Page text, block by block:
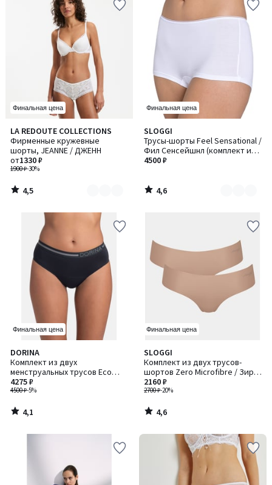
Финальная цена
LA REDOUTE COLLECTIONS
Фирменные кружевные
шорты, JEANNE / ДЖЕНН
1900 ₽-30%
от1330 ₽
4,5
/ 5
Количество
цветов:
3
4,5
/
Финальная цена
SLOGGI
Трусы-шорты Feel Sensational /
Фил Сенсейшнл (комплект из
3+1 бесплатно)
4500 ₽
4,6
/ 5
Количество
цветов:
2
4,6
/
Финальная цена
DORINA
Комплект из двух
менструальных трусов Eco
Moon / Эко Мун
4500 ₽-5%
4275 ₽
4,1
/ 5
4,1
/
Финальная цена
SLOGGI
Комплект из двух трусов-
шортов Zero Microfibre / Зиро
Микрофибр
2700 ₽-20%
2160 ₽
4,6
/ 5
4,6
/